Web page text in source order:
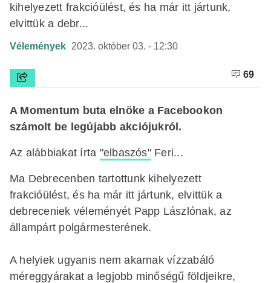
kihelyezett frakcióülést, és ha már itt jártunk,
elvittük a debr...
Vélemények 2023. október 03. - 12:30
69
A Momentum buta elnöke a Facebookon
számolt be legújabb akciójukról.
Az alábbiakat írta "elbaszós"Feri...
Ma Debrecenben tartottunk kihelyezett
frakcióülést, és ha már itt jártunk, elvittük a
debreceniek véleményét Papp Lászlónak, az
állampárt polgármesterének.
A helyiek ugyanis nem akarnak vízzabáló
méreggyárakat a legjobb minőségű földjeikre,